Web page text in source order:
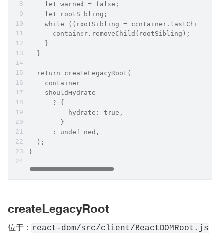
    let warned = false;
    let rootSibling;
while ((rootSibling = container.lastChild))
      container.removeChild(rootSibling);
    }
  }
  return createLegacyRoot(
    container,
    shouldHydrate
      ? {
          hydrate: true,
        }
      : undefined,
  );
}
createLegacyRoot
位于： react-dom/src/client/ReactDOMRoot.js